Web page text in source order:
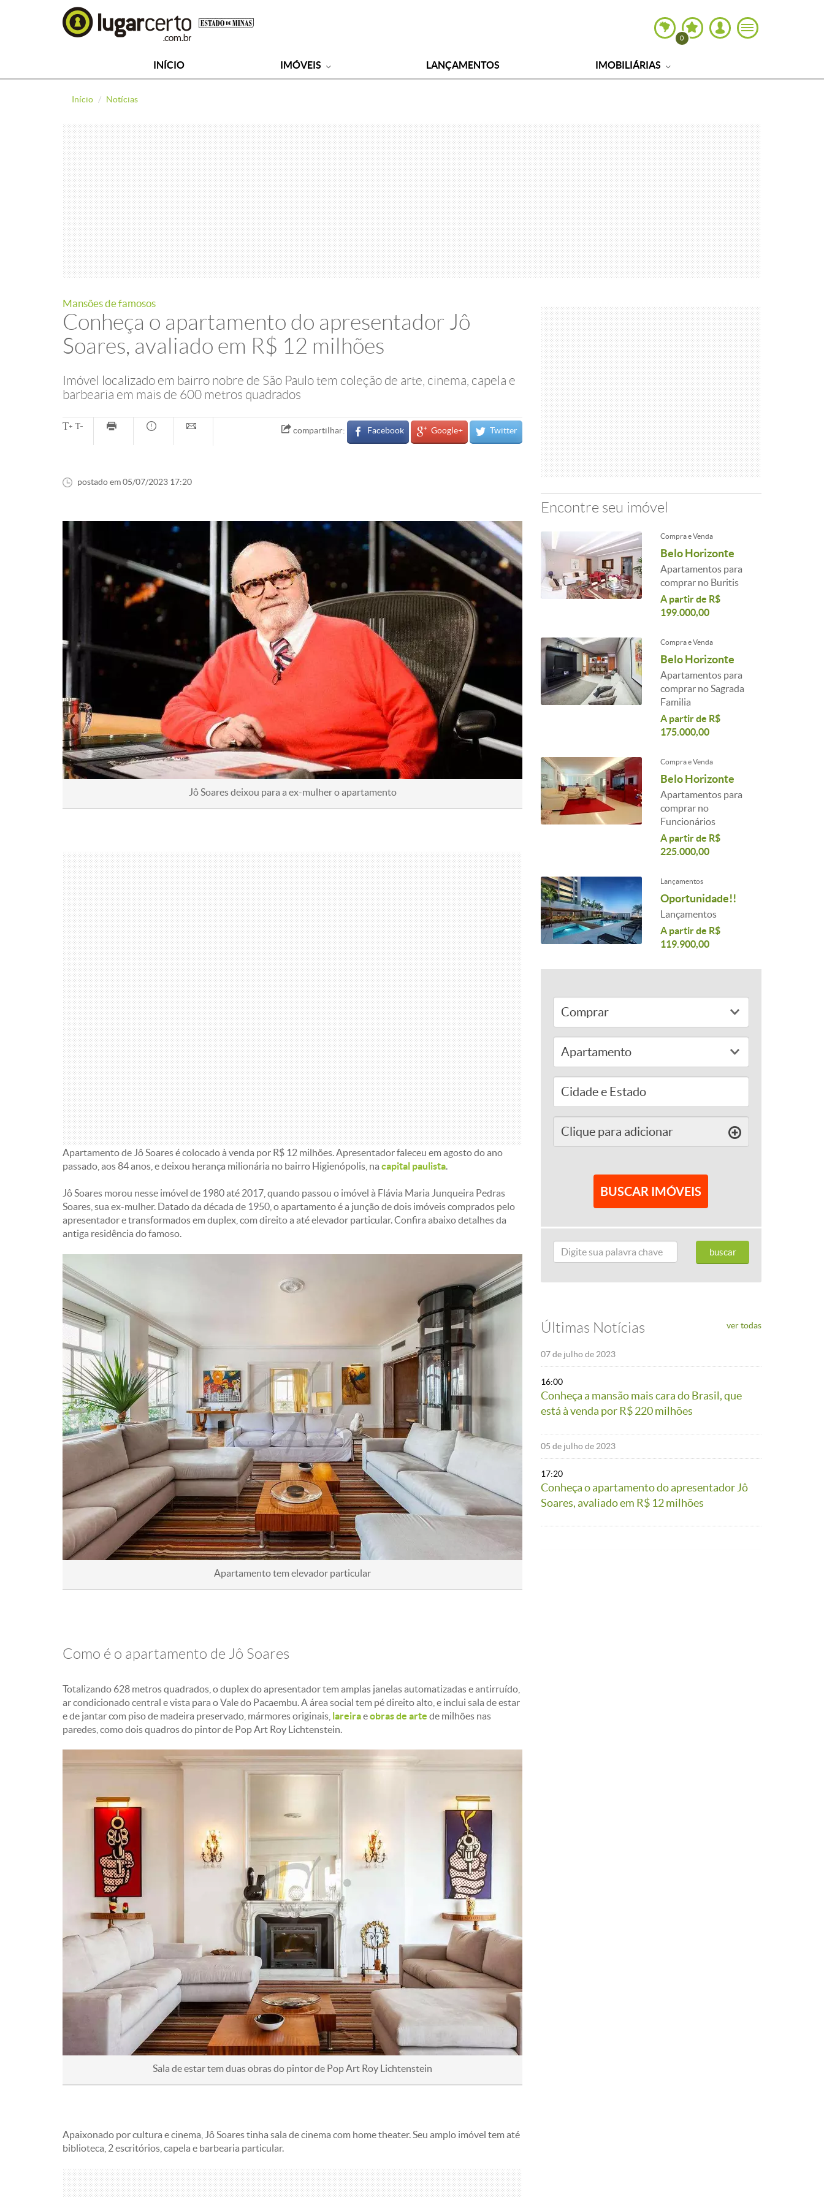
0
INÍCIO IMÓVEIS LANÇAMENTOS IMOBILIÁRIAS
Início Notícias
Mansões de famosos
Conheça o apartamento do apresentador Jô
Soares, avaliado em R$ 12 milhões
Imóvel localizado em bairro nobre de São Paulo tem coleção de arte, cinema, capela e
barbearia em mais de 600 metros quadrados
compartilhar: Facebook Google+ Twitter
postado em 05/07/2023 17:20
Jô Soares deixou para a ex-mulher o apartamento
Apartamento de Jô Soares é colocado à venda por R$ 12 milhões. Apresentador faleceu em agosto do ano
passado, aos 84 anos, e deixou herança milionária no bairro Higienópolis, na capital paulista.
Jô Soares morou nesse imóvel de 1980 até 2017, quando passou o imóvel à Flávia Maria Junqueira Pedras
Soares, sua ex-mulher. Datado da década de 1950, o apartamento é a junção de dois imóveis comprados pelo
apresentador e transformados em duplex, com direito a até elevador particular. Confira abaixo detalhes da
antiga residência do famoso.
Apartamento tem elevador particular
Como é o apartamento de Jô Soares
Totalizando 628 metros quadrados, o duplex do apresentador tem amplas janelas automatizadas e antirruído,
ar condicionado central e vista para o Vale do Pacaembu. A área social tem pé direito alto, e inclui sala de estar
e de jantar com piso de madeira preservado, mármores originais, lareiraeobras de arte de milhões nas
paredes, como dois quadros do pintor de Pop Art Roy Lichtenstein.
Sala de estar tem duas obras do pintor de Pop Art Roy Lichtenstein
Apaixonado por cultura e cinema, Jô Soares tinha sala de cinema com home theater. Seu amplo imóvel tem até
biblioteca, 2 escritórios, capela e barbearia particular.
Encontre seu imóvel
Compra e Venda
Belo Horizonte
Apartamentos para
comprar no Buritis
A partir de R$
199.000,00
Compra e Venda
Belo Horizonte
Apartamentos para
comprar no Sagrada
Familia
A partir de R$
175.000,00
Compra e Venda
Belo Horizonte
Apartamentos para
comprar no
Funcionários
A partir de R$
225.000,00
Lançamentos
Oportunidade!!
Lançamentos
A partir de R$
119.900,00
Clique para adicionar
Últimas Notícias ver todas
07 de julho de 2023
16:00
Conheça a mansão mais cara do Brasil, que
está à venda por R$ 220 milhões
05 de julho de 2023
17:20
Conheça o apartamento do apresentador Jô
Soares, avaliado em R$ 12 milhões